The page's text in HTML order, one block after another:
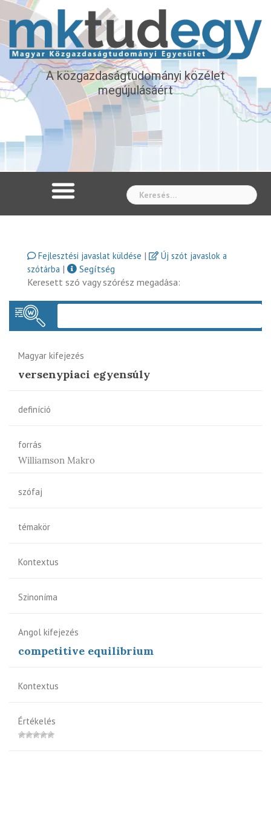
A közgazdaságtudományi közélet
megújulásáért
Fejlesztési javaslat küldése |
Új szót javaslok a
szótárba |
Segítség
Keresett szó vagy szórész megadása:
Magyar kifejezés
versenypiaci egyensúly
definíció
forrás
Williamson Makro
szófaj
témakör
Kontextus
Szinoníma
Angol kifejezés
competitive equilibrium
Kontextus
Értékelés